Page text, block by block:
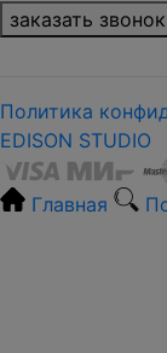
заказать звонок
Политика
EDISON STUDIO
Главная